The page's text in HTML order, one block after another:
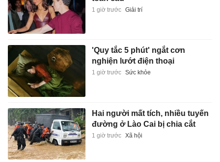
1 giờ trước Giải trí
'Quy tắc 5 phút' ngắt cơn
nghiện lướt điện thoại
1 giờ trước Sức khỏe
Hai người mất tích, nhiều tuyến
đường ở Lào Cai bị chia cắt
1 giờ trước Xã hội